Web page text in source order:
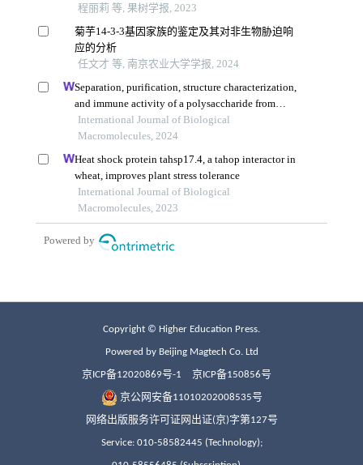
Copyright © Higher Education Press.
Powered by Beijing Magtech Co. Ltd
京ICP备12020869号-1 京ICP备150856号
京公网安备11010202008535号
网络出版服务许可证网出证(京)字第127号
Service: 010-58582445 (Technology);